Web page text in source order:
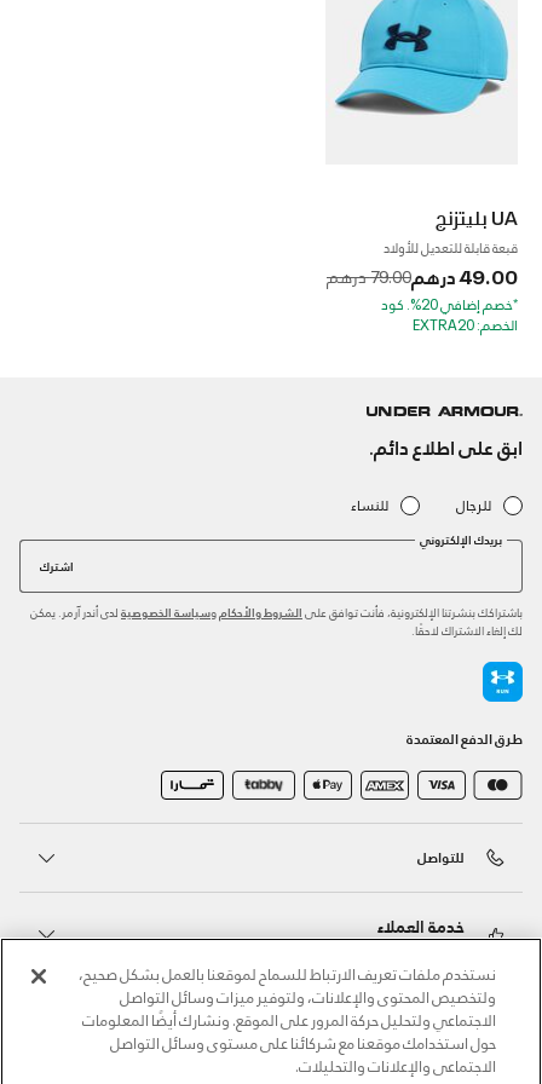
UA بليتزنج
قبعة قابلة للتعديل للأولاد
49.00 درهم Price reduced from
79.00 درهم to
*خصم إضافي 20%. كود
الخصم: EXTRA20
ابق على اطلاع دائم.
للرجال للنساء
بريدك الإلكتروني
اشترك
باشتراكك بنشرتنا الإلكترونية، فأنت توافق على الشروط والأحكام وسياسة الخصوصية لدى أندر آرمر. يمكن
لك إلغاء الاشتراك لاحقًا.
طرق الدفع المعتمدة
للتواصل
خدمة العملاء
حول أندر آرمر
أندر آرمر على الشبكات الاجتماعية
نستخدم ملفات تعريف الارتباط للسماح لموقعنا بالعمل بشكل صحيح،
ولتخصيص المحتوى والإعلانات، ولتوفير ميزات وسائل التواصل
الاجتماعي ولتحليل حركة المرور على الموقع. ونشارك أيضًا المعلومات
حول استخدامك موقعنا مع شركائنا على مستوى وسائل التواصل
الاجتماعي والإعلانات والتحليلات.